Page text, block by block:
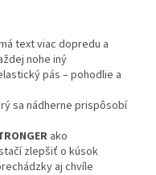
text viac dopredu a
nohe iný
pás – pohodlie a
sa nádherne prispôsobí
ako
zlepšiť o kúsok
aj chvíle